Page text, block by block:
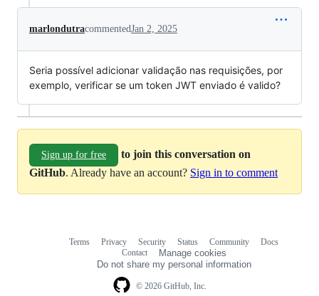
marlondutracommentedJan 2, 2025
Seria possível adicionar validação nas requisições, por
exemplo, verificar se um token JWT enviado é valido?
Sign up for free
to join this conversation on
GitHub. Already have an account? Sign in to comment
© 2026 GitHub, Inc.
Terms Privacy Security Status Community
Docs
Contact
Manage cookies
Do not share my personal information